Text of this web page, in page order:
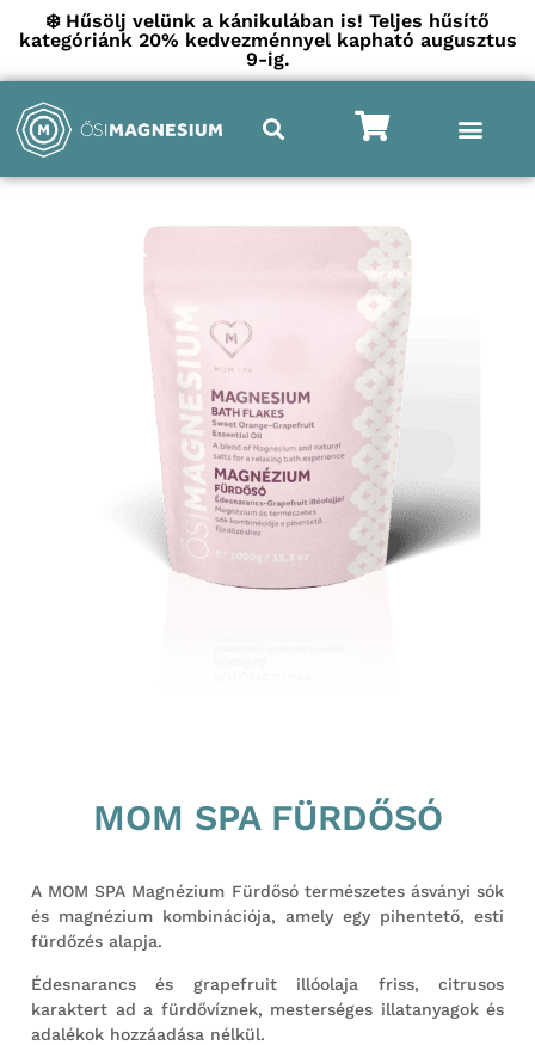
❄️ Hűsölj velünk a kánikulában is! Teljes hűsítő
kategóriánk 20% kedvezménnyel kapható augusztus
9-ig.
MOM SPA FÜRDŐSÓ
A MOM SPA Magnézium Fürdősó természetes ásványi sók
és magnézium kombinációja, amely egy pihentető, esti
fürdőzés alapja.
Édesnarancs és grapefruit illóolaja friss, citrusos
karaktert ad a fürdővíznek, mesterséges illatanyagok és
adalékok hozzáadása nélkül.